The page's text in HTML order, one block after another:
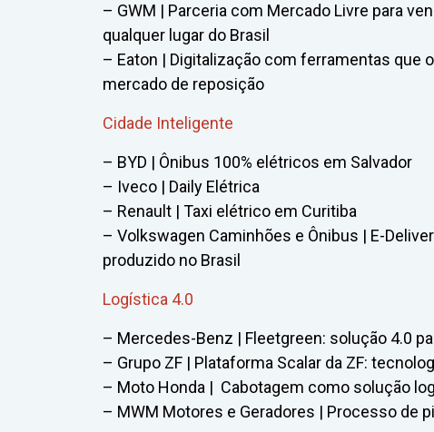
– GWM | Parceria com Mercado Livre para
qualquer lugar do Brasil
– Eaton | Digitalização com ferramentas que
mercado de reposição
Cidade Inteligente
– BYD | Ônibus 100% elétricos em Salvador
– Iveco | Daily Elétrica
– Renault | Taxi elétrico em Curitiba
– Volkswagen Caminhões e Ônibus | E-
produzido no Brasil
Logística 4.0
– Mercedes-Benz | Fleetgreen: solução 4.0
– Grupo ZF | Plataforma Scalar da ZF:
– Moto Honda | Cabotagem como solução
– MWM Motores e Geradores | Processo de